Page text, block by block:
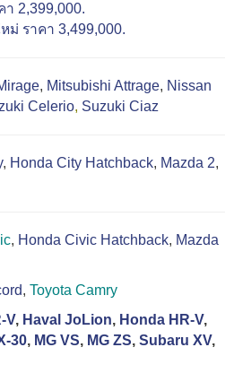
า 2,399,000.
ม่ ราคา 3,499,000.
, Mitsubishi Attrage, Nissan
Celerio, Suzuki Ciaz
, Honda City Hatchback, Mazda 2,
, Honda Civic Hatchback, Mazda
, Toyota Camry
V, Haval JoLion, Honda HR-V,
30, MG VS, MG ZS, Subaru XV,